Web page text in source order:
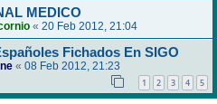
MEDICO
« 20 Feb 2012, 21:04
Fichados En SIGO
« 08 Feb 2012, 21:23
1 2 3 4 5